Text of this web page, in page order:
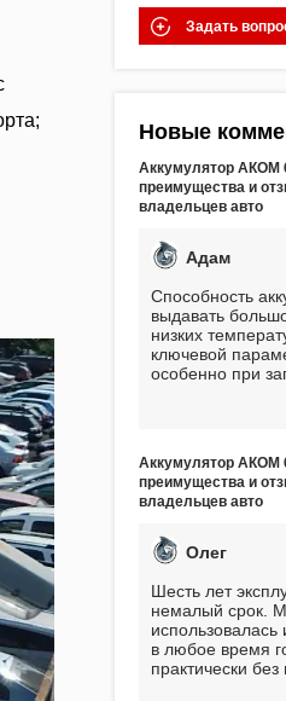
Задать
Новые
Аккумулятор АКОМ
преимущества и
владельцев авто
Адам
Способность
выдавать
низких
ключевой
особенно при
показывает,
стоимость.
перед
итоге ни разу не
вложение,
головной боли,
АКБ.
Аккумулятор АКОМ
преимущества и
владельцев авто
Олег
Шесть лет
немалый срок.
использовалась
в любое время
практически